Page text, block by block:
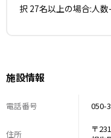
択 27名以上の場合:人
施設情報
電話番号 050-
住所
〒